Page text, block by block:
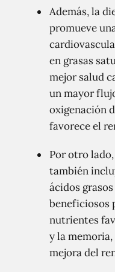
Además, la
promueve
en grasas
mejor salud
un mayor
oxigenación
favorece el
Por otro
también
ácidos
beneficiosos
nutrientes
y la
mejora del